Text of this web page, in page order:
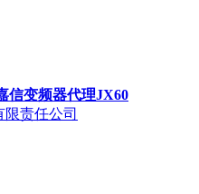
信变频器代理JX60
限责任公司